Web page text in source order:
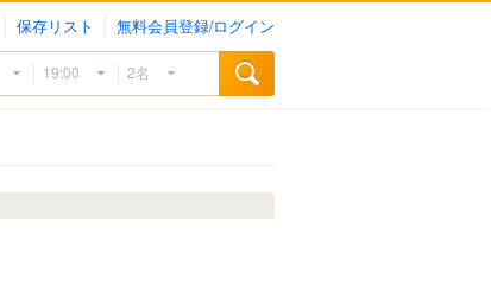
保存リスト 無料会員登録/ログイン